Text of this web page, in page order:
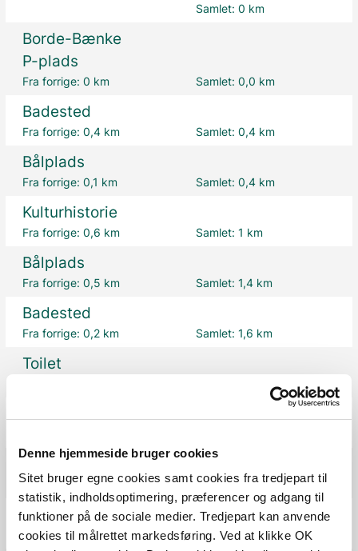
Denne hjemmeside bruger cookies
Sitet bruger egne cookies samt cookies fra tredjepart til
statistik, indholdsoptimering, præferencer og adgang til
funktioner på de sociale medier. Tredjepart kan anvende
cookies til målrettet markedsføring. Ved at klikke OK
Samlet: 0 km
Borde-Bænke
P-plads
Fra forrige:0 km Samlet: 0,0 km
Badested
Fra forrige:0,4 km Samlet: 0,4 km
Bålplads
Fra forrige:0,1 km Samlet: 0,4 km
Kulturhistorie
Fra forrige:0,6 km Samlet: 1 km
Bålplads
Fra forrige:0,5 km Samlet: 1,4 km
Badested
Fra forrige:0,2 km Samlet: 1,6 km
Toilet
Badested
Fra forrige: 0,2 km Samlet:1,8 km
Toilet
Fra forrige:0,2 km Samlet:2 km